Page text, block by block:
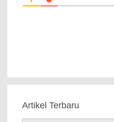
Artikel Terbaru